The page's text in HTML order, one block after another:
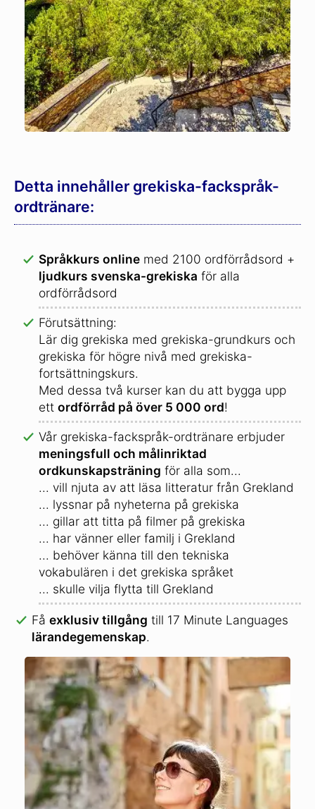
Detta innehåller grekiska-fackspråk-
ordtränare:
Språkkurs online med 2100 ordförrådsord +
ljudkurs svenska-grekiska för alla
ordförrådsord
Förutsättning:
Lär dig grekiska med grekiska-grundkurs och
grekiska för högre nivå med grekiska-
fortsättningskurs.
Med dessa två kurser kan du att bygga upp
ett ordförråd på över 5 000 ord!
Vår grekiska-fackspråk-ordtränare erbjuder
meningsfull och målinriktad
ordkunskapsträning för alla som...
... vill njuta av att läsa litteratur från Grekland
... lyssnar på nyheterna på grekiska
... gillar att titta på filmer på grekiska
... har vänner eller familj i Grekland
... behöver känna till den tekniska
vokabulären i det grekiska språket
... skulle vilja flytta till Grekland
Få exklusiv tillgång till 17 Minute Languages
lärandegemenskap.